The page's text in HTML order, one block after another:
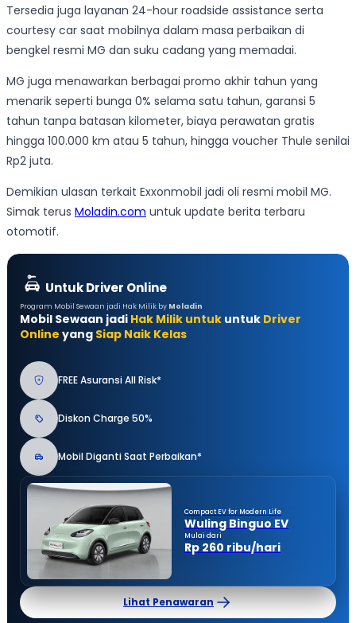
Tersedia juga layanan 24-hour roadside assistance serta
courtesy car saat mobilnya dalam masa perbaikan di
bengkel resmi MG dan suku cadang yang memadai.
MG juga menawarkan berbagai promo akhir tahun yang
menarik seperti bunga 0% selama satu tahun, garansi 5
tahun tanpa batasan kilometer, biaya perawatan gratis
hingga 100.000 km atau 5 tahun, hingga voucher Thule senilai
Rp2 juta.
Demikian ulasan terkait Exxonmobil jadi oli resmi mobil MG.
Simak terus Moladin.com untuk update berita terbaru
otomotif.
Untuk Driver Online
Program Mobil Sewaan jadi Hak Milik by Moladin
Mobil Sewaan jadi Hak Milik untuk untuk Driver
Online yang Siap Naik Kelas
FREE Asuransi All Risk*
Diskon Charge 50%
Mobil Diganti Saat Perbaikan*
Compact EV for Modern Life
Wuling Binguo EV
Mulai dari
Rp 260 ribu/hari
Lihat Penawaran